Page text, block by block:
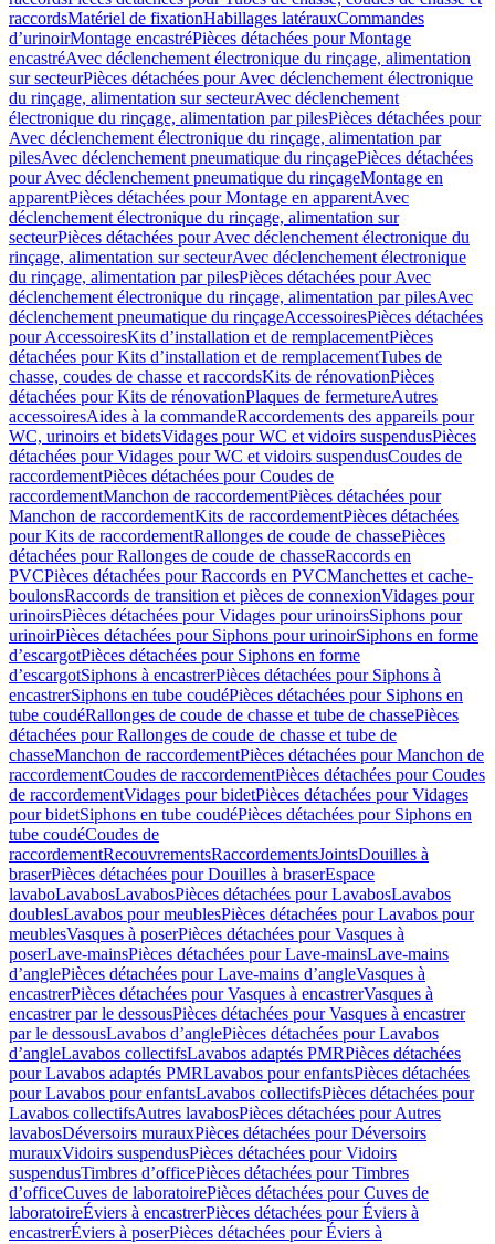
raccordsMatériel de fixationHabillages latérauxCommandes
dʼurinoirMontage encastréPièces détachées pour Montage
encastréAvec déclenchement électronique du rinçage, alimentation
sur secteurPièces détachées pour Avec déclenchement électronique
du rinçage, alimentation sur secteurAvec déclenchement
électronique du rinçage, alimentation par pilesPièces détachées pour
Avec déclenchement électronique du rinçage, alimentation par
pilesAvec déclenchement pneumatique du rinçagePièces détachées
pour Avec déclenchement pneumatique du rinçageMontage en
apparentPièces détachées pour Montage en apparentAvec
déclenchement électronique du rinçage, alimentation sur
secteurPièces détachées pour Avec déclenchement électronique du
rinçage, alimentation sur secteurAvec déclenchement électronique
du rinçage, alimentation par pilesPièces détachées pour Avec
déclenchement électronique du rinçage, alimentation par pilesAvec
déclenchement pneumatique du rinçageAccessoiresPièces détachées
pour AccessoiresKits d’installation et de remplacementPièces
détachées pour Kits d’installation et de remplacementTubes de
chasse, coudes de chasse et raccordsKits de rénovationPièces
détachées pour Kits de rénovationPlaques de fermetureAutres
accessoiresAides à la commandeRaccordements des appareils pour
WC, urinoirs et bidetsVidages pour WC et vidoirs suspendusPièces
détachées pour Vidages pour WC et vidoirs suspendusCoudes de
raccordementPièces détachées pour Coudes de
raccordementManchon de raccordementPièces détachées pour
Manchon de raccordementKits de raccordementPièces détachées
pour Kits de raccordementRallonges de coude de chassePièces
détachées pour Rallonges de coude de chasseRaccords en
PVCPièces détachées pour Raccords en PVCManchettes et cache-
boulonsRaccords de transition et pièces de connexionVidages pour
urinoirsPièces détachées pour Vidages pour urinoirsSiphons pour
urinoirPièces détachées pour Siphons pour urinoirSiphons en forme
d’escargotPièces détachées pour Siphons en forme
d’escargotSiphons à encastrerPièces détachées pour Siphons à
encastrerSiphons en tube coudéPièces détachées pour Siphons en
tube coudéRallonges de coude de chasse et tube de chassePièces
détachées pour Rallonges de coude de chasse et tube de
chasseManchon de raccordementPièces détachées pour Manchon de
raccordementCoudes de raccordementPièces détachées pour Coudes
de raccordementVidages pour bidetPièces détachées pour Vidages
pour bidetSiphons en tube coudéPièces détachées pour Siphons en
tube coudéCoudes de
raccordementRecouvrementsRaccordementsJointsDouilles à
braserPièces détachées pour Douilles à braserEspace
lavaboLavabosLavabosPièces détachées pour LavabosLavabos
doublesLavabos pour meublesPièces détachées pour Lavabos pour
meublesVasques à poserPièces détachées pour Vasques à
poserLave-mainsPièces détachées pour Lave-mainsLave-mains
d’anglePièces détachées pour Lave-mains d’angleVasques à
encastrerPièces détachées pour Vasques à encastrerVasques à
encastrer par le dessousPièces détachées pour Vasques à encastrer
par le dessousLavabos d’anglePièces détachées pour Lavabos
d’angleLavabos collectifsLavabos adaptés PMRPièces détachées
pour Lavabos adaptés PMRLavabos pour enfantsPièces détachées
pour Lavabos pour enfantsLavabos collectifsPièces détachées pour
Lavabos collectifsAutres lavabosPièces détachées pour Autres
lavabosDéversoirs murauxPièces détachées pour Déversoirs
murauxVidoirs suspendusPièces détachées pour Vidoirs
suspendusTimbres dʼofficePièces détachées pour Timbres
dʼofficeCuves de laboratoirePièces détachées pour Cuves de
laboratoireÉviers à encastrerPièces détachées pour Éviers à
encastrerÉviers à poserPièces détachées pour Éviers à